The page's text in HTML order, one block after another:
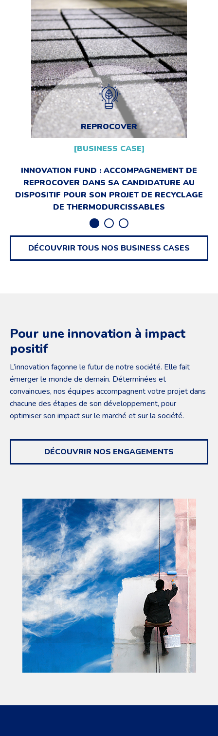
REPROCOVER
[BUSINESS CASE]
INNOVATION FUND : ACCOMPAGNEMENT DE
REPROCOVER DANS SA CANDIDATURE AU
DISPOSITIF POUR SON PROJET DE RECYCLAGE
DE THERMODURCISSABLES
DÉCOUVRIR TOUS NOS BUSINESS CASES
Pour une innovation à impact
positif
L’innovation façonne le futur de notre société. Elle fait
émerger le monde de demain. Déterminées et
convaincues, nos équipes accompagnent votre projet dans
chacune des étapes de son développement, pour
optimiser son impact sur le marché et sur la société.
DÉCOUVRIR NOS ENGAGEMENTS